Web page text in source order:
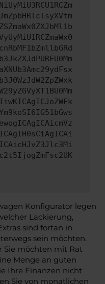
Konfigurator legen
Lackierung,
sind fortan in
sein möchten.
möchten mit Rat
Menge an guten
Ihre Finanzen nicht
Sie von monatlichen